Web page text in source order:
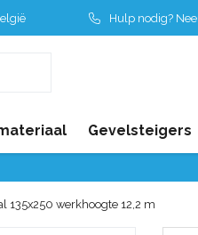
Hulp nodig?
Gevelsteigers
135x250 werkhoogte 12,2 m